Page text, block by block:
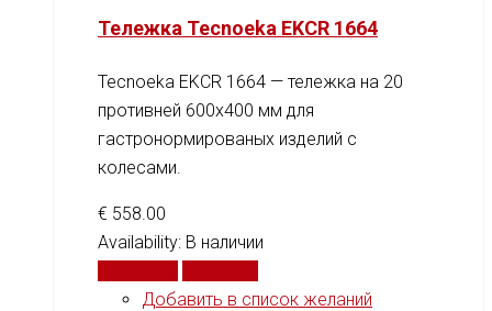
Тележка Tecnoeka EKCR 1664
Tecnoeka EKCR 1664 — тележка на 20
противней 600x400 мм для
гастронормированых изделий с
колесами.
€ 558.00
Availability: В наличии
Добавить в список желаний